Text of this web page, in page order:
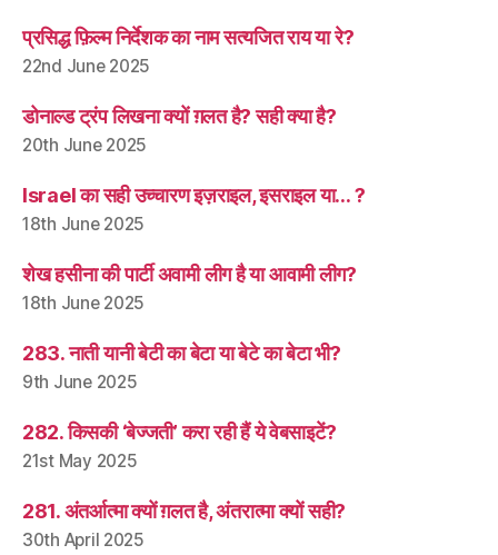
प्रसिद्ध फ़िल्म निर्देशक का नाम सत्यजित राय या रे?
22nd June 2025
डोनाल्ड ट्रंप लिखना क्यों ग़लत है? सही क्या है?
20th June 2025
Israel का सही उच्चारण इज़राइल, इसराइल या… ?
18th June 2025
शेख हसीना की पार्टी अवामी लीग है या आवामी लीग?
18th June 2025
283. नाती यानी बेटी का बेटा या बेटे का बेटा भी?
9th June 2025
282. किसकी ‘बेज्जती’ करा रही हैं ये वेबसाइटें?
21st May 2025
281. अंतर्आत्मा क्यों ग़लत है, अंतरात्मा क्यों सही?
30th April 2025